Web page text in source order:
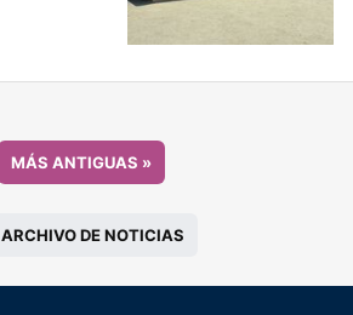
MÁS ANTIGUAS »
ARCHIVO DE NOTICIAS